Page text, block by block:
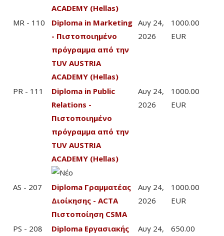
ACADEMY (Hellas)
MR - 110
Diploma in Marketing
- Πιστοποιημένο
πρόγραμμα από την
TUV AUSTRIA
ACADEMY (Hellas)
Αυγ 24,
2026
1000.00
EUR
PR - 111
Diploma in Public
Relations -
Πιστοποιημένο
πρόγραμμα από την
TUV AUSTRIA
ACADEMY (Hellas)
Αυγ 24,
2026
1000.00
EUR
AS - 207
Diploma Γραμματέας
Διοίκησης - ACTA
Πιστοποίηση CSMA
Αυγ 24,
2026
1000.00
EUR
PS - 208
Diploma Εργασιακής
Αυγ 24,
650.00